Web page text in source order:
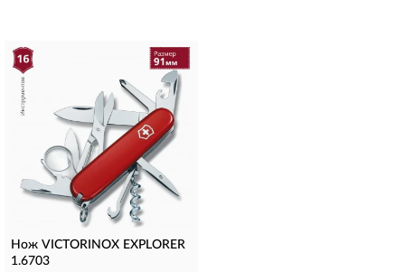
Нож VICTORINOX EXPLORER
1.6703